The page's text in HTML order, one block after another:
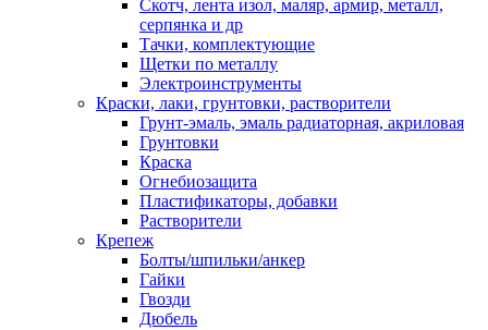
Скотч, лента изол, маляр, армир, металл,
серпянка и др
Тачки, комплектующие
Щетки по металлу
Электроинструменты
Краски, лаки, грунтовки, растворители
Грунт-эмаль, эмаль радиаторная, акриловая
Грунтовки
Краска
Огнебиозащита
Пластификаторы, добавки
Растворители
Крепеж
Болты/шпильки/анкер
Гайки
Гвозди
Дюбель